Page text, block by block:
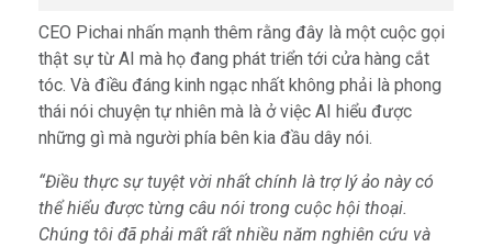
CEO Pichai nhấn mạnh thêm rằng đây là một cuộc gọi
thật sự từ AI mà họ đang phát triển tới cửa hàng cắt
tóc. Và điều đáng kinh ngạc nhất không phải là phong
thái nói chuyện tự nhiên mà là ở việc AI hiểu được
những gì mà người phía bên kia đầu dây nói.
“Điều thực sự tuyệt vời nhất chính là trợ lý ảo này có
thể hiểu được từng câu nói trong cuộc hội thoại.
Chúng tôi đã phải mất rất nhiều năm nghiên cứu và